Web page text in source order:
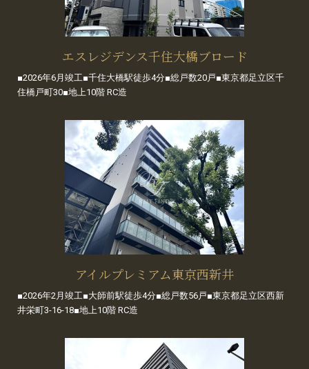
エスレジデンス千住大橋ブロード
■2026年6月竣工■千住大橋駅徒歩4分■総戸数20戸■東京都足立区千
住橋戸町30■地上10階 RC造
アイルプレミアム東京西新井
■2026年2月竣工■大師前駅徒歩4分■総戸数56戸■東京都足立区西新
井栄町3-16-18■地上10階 RC造